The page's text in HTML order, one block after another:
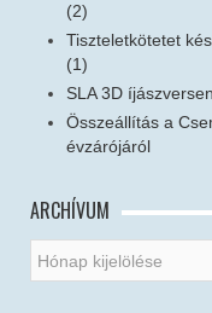
(2)
Tiszteletkötetet
(1)
SLA 3D
Összeállítás a
évzárójáról
ARCHÍVUM